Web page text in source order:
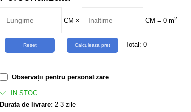
CM × CM =0 m2
Total:0
Observații pentru personalizare
IN STOC
Durata de livrare: 2-3 zile